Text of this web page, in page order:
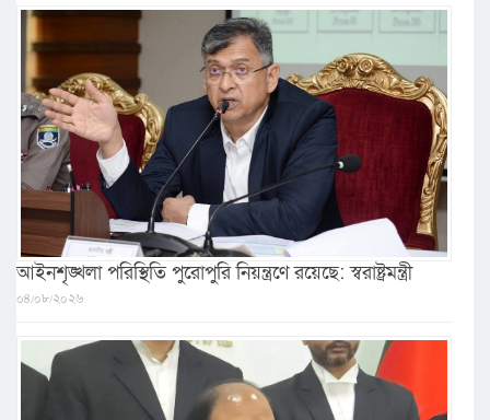
আইনশৃঙ্খলা পরিস্থিতি পুরোপুরি নিয়ন্ত্রণে রয়েছে: স্বরাষ্ট্রমন্ত্রী
০৪/০৮/২০২৬